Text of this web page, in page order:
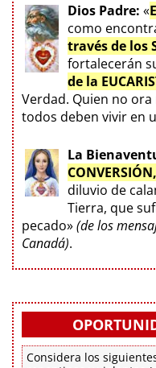
Dios Padre: «
como
través de los
fortalecerán
de la
Verdad. Quien no
todos deben vivir en
La
CONVERSIÓN,
diluvio de
Tierra, que
pecado»(de los
Canadá).
Considera los